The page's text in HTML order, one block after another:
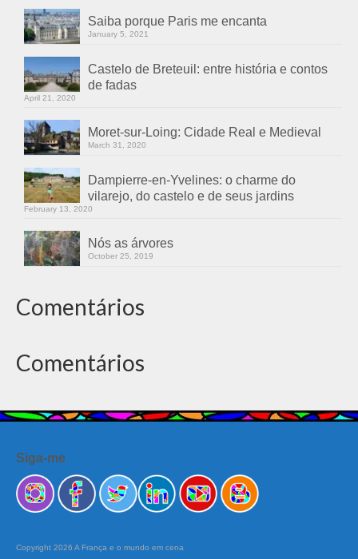
Saiba porque Paris me encanta
January 5, 2021
Castelo de Breteuil: entre história e contos
de fadas
April 21, 2020
Moret-sur-Loing: Cidade Real e Medieval
March 31, 2020
Dampierre-en-Yvelines: o charme do
vilarejo, do castelo e de seus jardins
February 13, 2020
Nós as árvores
October 25, 2019
Comentários
Comentários
Siga-me
Copyright 2026 A França e o mundo em cena